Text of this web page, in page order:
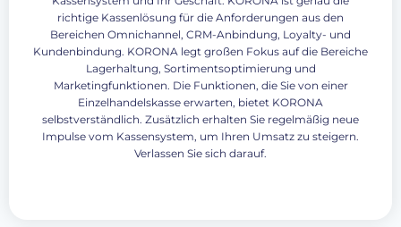
richtige Kassenlösung für die Anforderungen aus den
Bereichen Omnichannel, CRM-Anbindung, Loyalty- und
Kundenbindung. KORONA legt großen Fokus auf die Bereiche
Lagerhaltung, Sortimentsoptimierung und
Marketingfunktionen. Die Funktionen, die Sie von einer
Einzelhandelskasse erwarten, bietet KORONA
selbstverständlich. Zusätzlich erhalten Sie regelmäßig neue
Impulse vom Kassensystem, um Ihren Umsatz zu steigern.
Verlassen Sie sich darauf.